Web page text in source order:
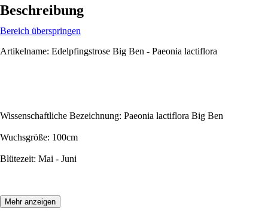
Beschreibung
Bereich überspringen
Artikelname: Edelpfingstrose Big Ben - Paeonia lactiflora
Wissenschaftliche Bezeichnung: Paeonia lactiflora Big Ben
Wuchsgröße: 100cm
Blütezeit: Mai - Juni
Beschreibung:
Mehr anzeigen